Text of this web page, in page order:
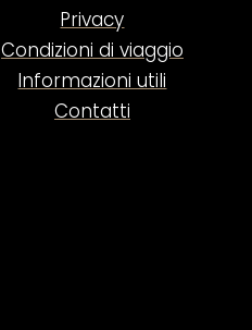
Privacy
Condizioni di viaggio
Informazioni utili
Contatti